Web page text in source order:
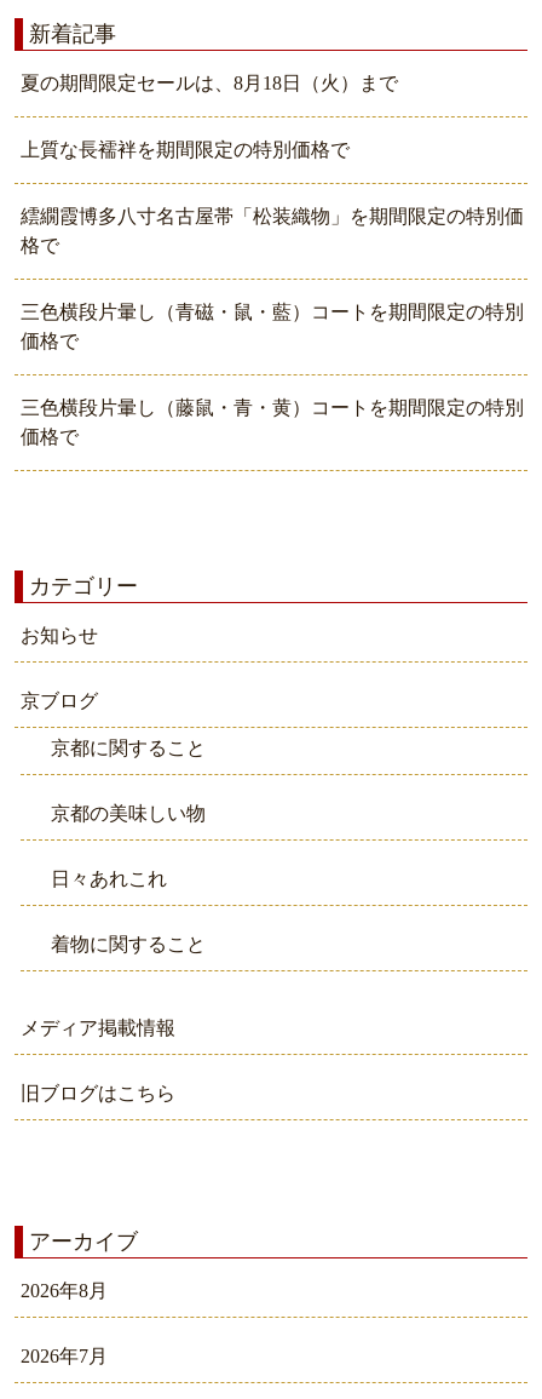
新着記事
夏の期間限定セールは、8月18日（火）まで
上質な長襦袢を期間限定の特別価格で
繧繝霞博多八寸名古屋帯「松装織物」を期間限定の特別価
格で
三色横段片暈し（青磁・鼠・藍）コートを期間限定の特別
価格で
三色横段片暈し（藤鼠・青・黄）コートを期間限定の特別
価格で
カテゴリー
お知らせ
京ブログ
京都に関すること
京都の美味しい物
日々あれこれ
着物に関すること
メディア掲載情報
旧ブログはこちら
アーカイブ
2026年8月
2026年7月